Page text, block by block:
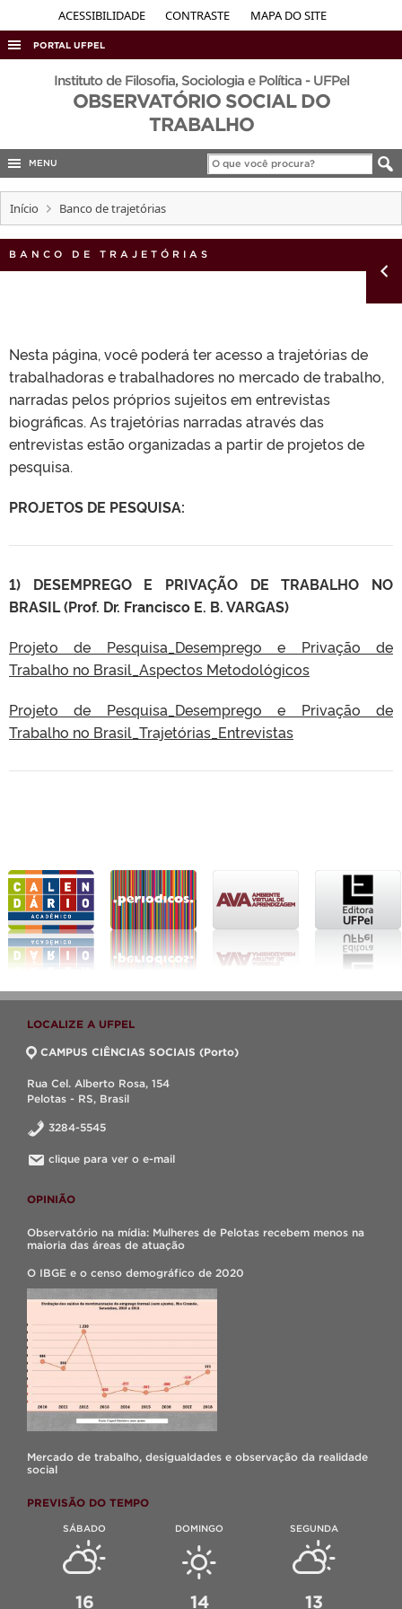
ACESSIBILIDADE CONTRASTE MAPA DO SITE
PORTAL UFPEL
ACESSO À INFORMAÇÃO
AUDITORIA
CONCURSOS
INTERNACIONAL
OUVIDORIA
Instituto de Filosofia, Sociologia e Política - UFPel
OBSERVATÓRIO SOCIAL DO
TRABALHO
MENU
Início Banco de trajetórias
BANCO DE TRAJETÓRIAS
Nesta página, você poderá ter acesso a trajetórias de
trabalhadoras e trabalhadores no mercado de trabalho,
narradas pelos próprios sujeitos em entrevistas
biográficas. As trajetórias narradas através das
entrevistas estão organizadas a partir de projetos de
pesquisa.
PROJETOS DE PESQUISA:
1) DESEMPREGO E PRIVAÇÃO DE TRABALHO NO
BRASIL (Prof. Dr. Francisco E. B. VARGAS)
Projeto de Pesquisa_Desemprego e Privação de
Trabalho no Brasil_Aspectos Metodológicos
Projeto de Pesquisa_Desemprego e Privação de
Trabalho no Brasil_Trajetórias_Entrevistas
LOCALIZE A UFPEL
CAMPUS CIÊNCIAS SOCIAIS (Porto)
Rua Cel. Alberto Rosa, 154
Pelotas - RS, Brasil
3284-5545
clique para ver o e-mail
OPINIÃO
Observatório na mídia: Mulheres de Pelotas recebem menos na
maioria das áreas de atuação
O IBGE e o censo demográfico de 2020
Mercado de trabalho, desigualdades e observação da realidade
social
PREVISÃO DO TEMPO
SÁBADO
16
DOMINGO
14
SEGUNDA
13